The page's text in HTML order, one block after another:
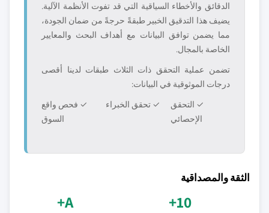
الدقائق والأخطاء السياقية التي قد تفوت الأنظمة الآلية.
يضيف هذا التدقيق الخبير طبقةً حرجةً من ضمان الجودة،
مما يضمن توافق البيانات مع أهداف البحث والمعايير
الخاصة بالمجال.
تضمن عملية التحقق ذات الثلاث طبقات لدينا أقصى
درجات الموثوقية في البيانات:
✓ التحقق
الإحصائي
✓ تحقق الخبراء
✓ فحص واقع
السوق
الثقة والمصداقية
10+
A+